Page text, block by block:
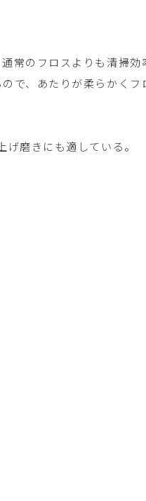
常のフロスよりも清掃効
で、あたりが柔らかくフ
磨きにも適している。